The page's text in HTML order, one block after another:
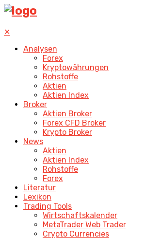
✕
Analysen
Forex
Kryptowährungen
Rohstoffe
Aktien
Aktien Index
Broker
Aktien Broker
Forex CFD Broker
Krypto Broker
News
Aktien
Aktien Index
Rohstoffe
Forex
Literatur
Lexikon
Trading Tools
Wirtschaftskalender
MetaTrader Web Trader
Crypto Currencies